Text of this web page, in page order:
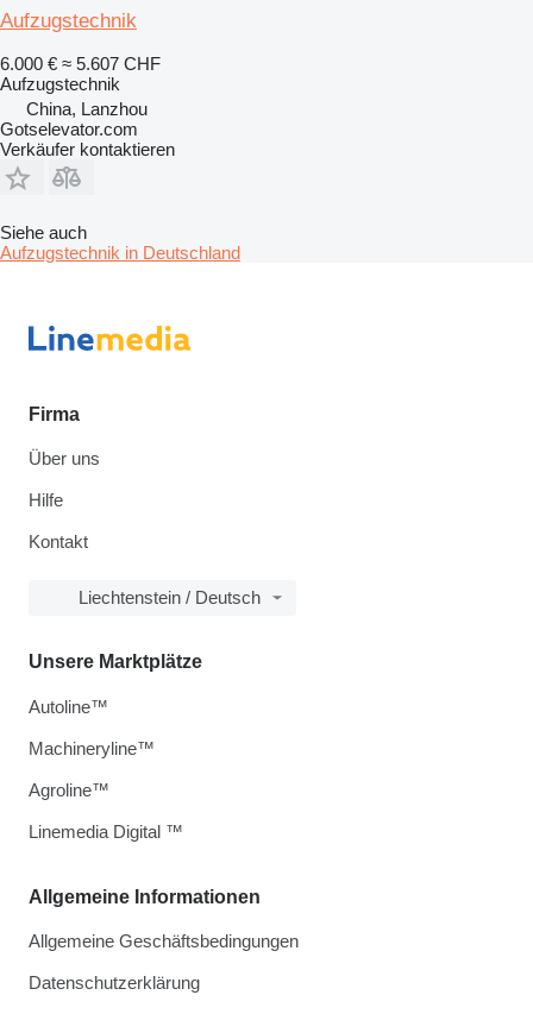
Aufzugstechnik
6.000 € ≈ 5.607 CHF
Aufzugstechnik
China, Lanzhou
Gotselevator.com
Verkäufer kontaktieren
Siehe auch
Aufzugstechnik in Deutschland
Firma
Über uns
Hilfe
Kontakt
Liechtenstein / Deutsch
Allgemeine Informationen
Allgemeine Geschäftsbedingungen
Datenschutzerklärung
Unsere Marktplätze
Autoline™
Machineryline™
Agroline™
Linemedia Digital ™